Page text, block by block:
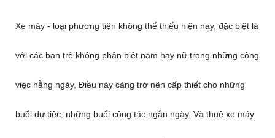
Xe máy - loại phương tiện không thể thiếu hiện nay, đặc biệt là
với các bạn trẻ không phân biệt nam hay nữ trong những công
việc hằng ngày, Điều này càng trở nên cấp thiết cho những
buổi dự tiệc, những buổi công tác ngắn ngày. Và thuê xe máy